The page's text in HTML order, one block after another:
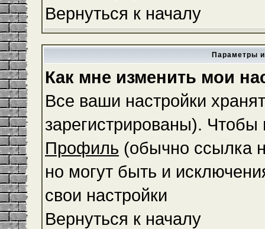
Вернуться к началу
Параметры
Как мне изменить мои
Все ваши настройки
зарегистрированы). Чтобы
Профиль (обычно ссылка
но могут быть и
свои настройки
Вернуться к началу